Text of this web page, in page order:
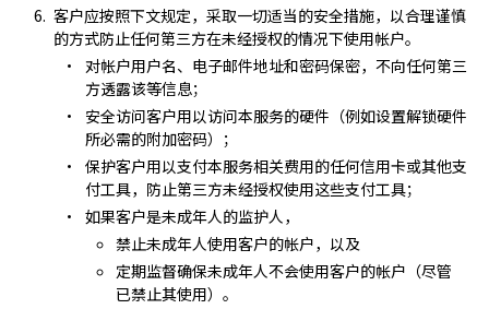
客户应按照下文规定，采取一切适当的安全措施，以合理谨慎
的方式防止任何第三方在未经授权的情况下使用帐户。
对帐户用户名、电子邮件地址和密码保密，不向任何第三
方透露该等信息；
安全访问客户用以访问本服务的硬件（例如设置解锁硬件
所必需的附加密码）；
保护客户用以支付本服务相关费用的任何信用卡或其他支
付工具，防止第三方未经授权使用这些支付工具；
如果客户是未成年人的监护人，
禁止未成年人使用客户的帐户，以及
定期监督确保未成年人不会使用客户的帐户（尽管
已禁止其使用）。